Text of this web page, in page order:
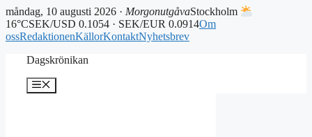
måndag, 10 augusti 2026 · MorgonutgåvaStockholm
16°CSEK/USD 0.1054 · SEK/EUR 0.0914Om
ossRedaktionenKällorKontaktNyhetsbrev
Dagskrönikan
Meny